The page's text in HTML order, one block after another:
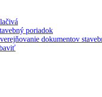
poriadok
dokumentov